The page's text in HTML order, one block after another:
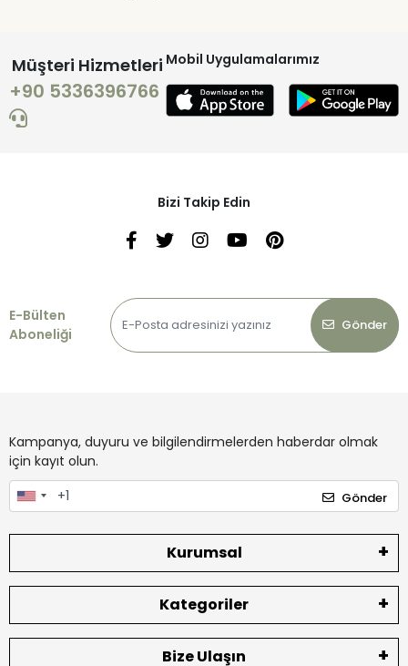
Müşteri Hizmetleri
+90 5336396766
Mobil Uygulamalarımız
Bizi Takip Edin
E-Bülten
Aboneliği
Gönder
Kampanya, duyuru ve bilgilendirmelerden haberdar olmak
için kayıt olun.
Gönder
Kurumsal
Kategoriler
Bize Ulaşın